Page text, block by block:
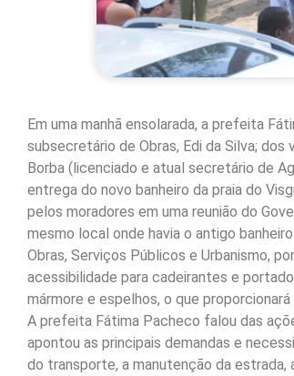
Em uma manhã ensolarada, a prefeita
subsecretário de Obras, Edi da Silva; dos
Borba (licenciado e atual secretário de
entrega do novo banheiro da praia do
pelos moradores em uma reunião do
mesmo local onde havia o antigo
Obras, Serviços Públicos e Urbanismo,
acessibilidade para cadeirantes e
mármore e espelhos, o que
A prefeita Fátima Pacheco falou das
apontou as principais demandas e
do transporte, a manutenção da estrada,